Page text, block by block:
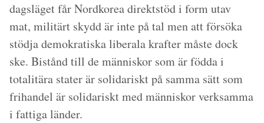
dagsläget får Nordkorea direktstöd i form utav
mat, militärt skydd är inte på tal men att försöka
stödja demokratiska liberala krafter måste dock
ske. Bistånd till de människor som är födda i
totalitära stater är solidariskt på samma sätt som
frihandel är solidariskt med människor verksamma
i fattiga länder.